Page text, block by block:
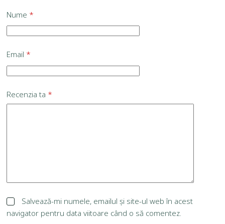
Nume *
Email *
Recenzia ta *
Salvează-mi numele, emailul și site-ul web în acest
navigator pentru data viitoare când o să comentez.